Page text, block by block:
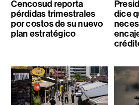
Cencosud reporta
pérdidas trimestrales
por costos de su nuevo
plan estratégico
dice